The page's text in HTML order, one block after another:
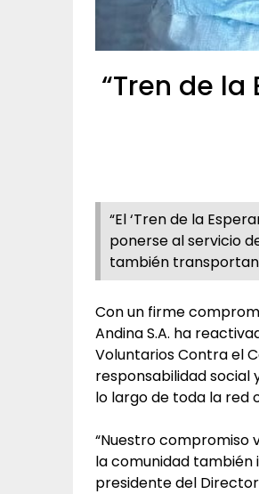
“Tren de
“El ‘Tren de la
ponerse al servicio
también transportan
Con un firme
Andina S.A. ha
Voluntarios Contra el
responsabilidad social
lo largo de toda la red
“Nuestro compromiso
la comunidad también
presidente del